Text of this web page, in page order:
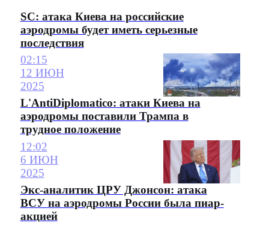
SC: атака Киева на российские
аэродромы будет иметь серьезные
последствия
02:15
12 ИЮН
2025
L'AntiDiplomatico: атаки Киева на
аэродромы поставили Трампа в
трудное положение
12:02
6 ИЮН
2025
Экс-аналитик ЦРУ Джонсон: атака
ВСУ на аэродромы России была пиар-
акцией